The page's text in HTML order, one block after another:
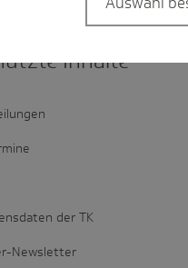
Inhalte
der TK
Newsletter